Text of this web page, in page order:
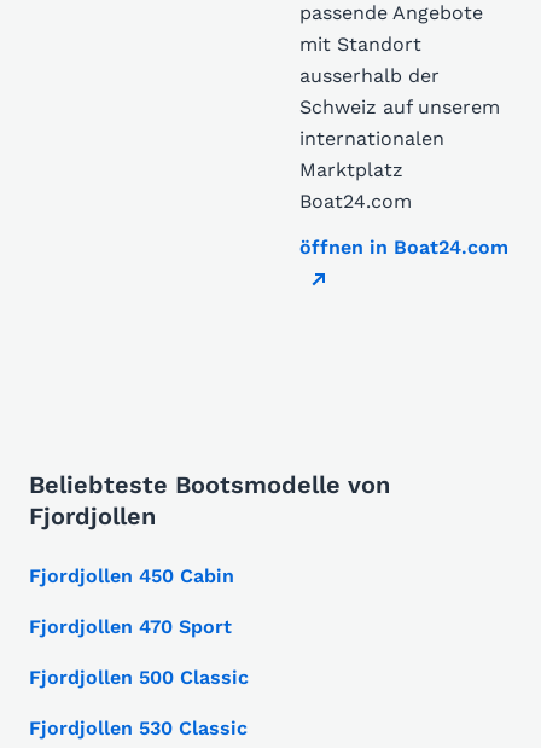
passende Angebote
mit Standort
ausserhalb der
Schweiz auf unserem
internationalen
Marktplatz
Boat24.com
öffnen in Boat24.com
Beliebteste Bootsmodelle von
Fjordjollen
Fjordjollen 450 Cabin
Fjordjollen 470 Sport
Fjordjollen 500 Classic
Fjordjollen 530 Classic